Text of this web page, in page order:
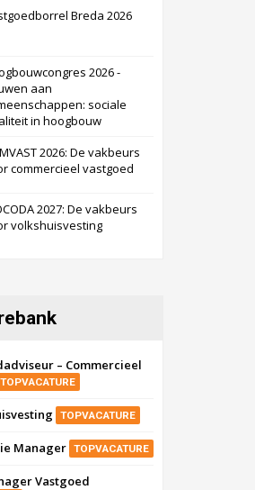
Breda 2026
2026 -
aan
sociale
in hoogbouw
2026: De vakbeurs
commercieel vastgoed
2027: De vakbeurs
volkshuisvesting
– Commercieel
TOPVACATURE
TOPVACATURE
Manager TOPVACATURE
Vastgoed